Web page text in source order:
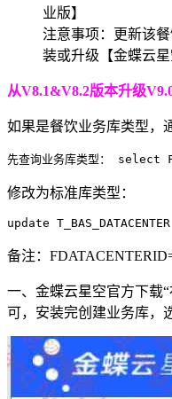
业版】
注意事项：更新该
装或升级【金蝶云星
从V8.1&V8.2版本升级
如果是餐饮业务库类型，
先查询业务库类型： select
修改为标准库类型：
update
备注：
一、金蝶云星空官方下载“
可，安装完创建业务库，